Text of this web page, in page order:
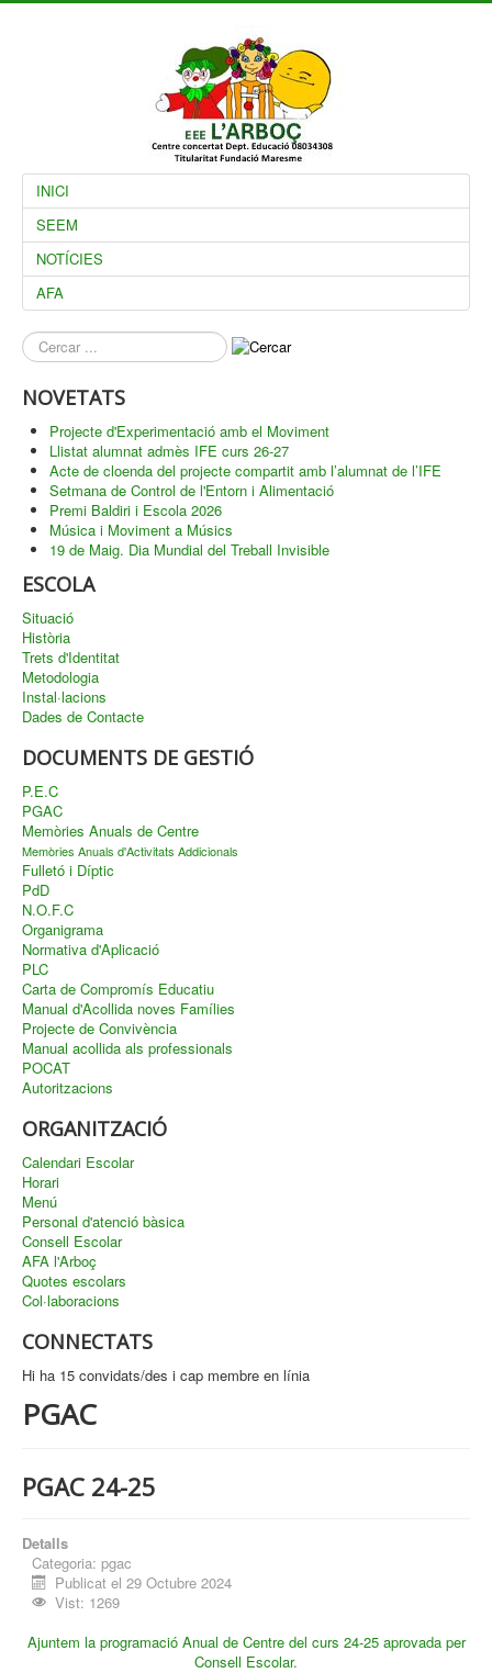
INICI
SEEM
NOTÍCIES
AFA
què
busques?
NOVETATS
Projecte d'Experimentació amb el Moviment
Llistat alumnat admès IFE curs 26-27
Acte de cloenda del projecte compartit amb l’alumnat de l’IFE
Setmana de Control de l'Entorn i Alimentació
Premi Baldiri i Escola 2026
Música i Moviment a Músics
19 de Maig. Dia Mundial del Treball Invisible
ESCOLA
Situació
Història
Trets d'Identitat
Metodologia
Instal·lacions
Dades de Contacte
DOCUMENTS DE GESTIÓ
P.E.C
PGAC
Memòries Anuals de Centre
Memòries Anuals d'Activitats Addicionals
Fulletó i Díptic
PdD
N.O.F.C
Organigrama
Normativa d'Aplicació
PLC
Carta de Compromís Educatiu
Manual d'Acollida noves Famílies
Projecte de Convivència
Manual acollida als professionals
POCAT
Autoritzacions
ORGANITZACIÓ
Calendari Escolar
Horari
Menú
Personal d'atenció bàsica
Consell Escolar
AFA l'Arboç
Quotes escolars
Col·laboracions
CONNECTATS
Hi ha 15 convidats/des i cap membre en línia
PGAC
PGAC 24-25
Detalls
Categoria: pgac
Publicat el 29 Octubre 2024
Vist: 1269
Ajuntem la programació Anual de Centre del curs 24-25 aprovada per
Consell Escolar.